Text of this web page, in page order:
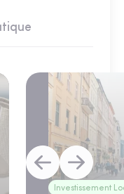
Investissement